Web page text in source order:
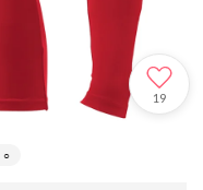
19
○